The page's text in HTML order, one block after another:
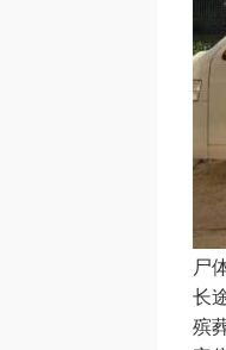
尸
长
殡